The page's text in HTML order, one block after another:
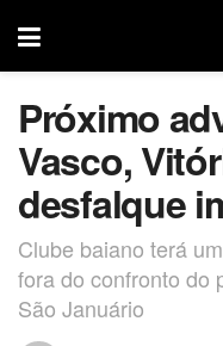
Próximo
Vasco,
desfalque
Clube baiano terá
fora do confronto do
São Januário